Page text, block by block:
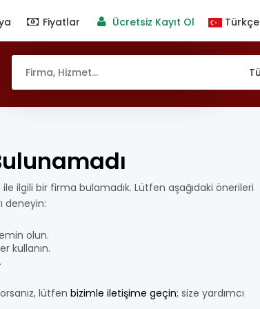
Fiyatlar Ücretsiz Kayıt Ol Türkçe
ile ilgili bir firma bulamadık. Lütfen aşağıdaki önerileri
deneyin:
olun.
kullanın.
lütfen bizimle iletişime geçin; size yardımcı